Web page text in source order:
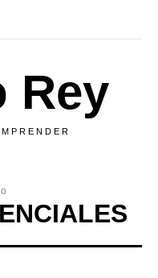
Rey